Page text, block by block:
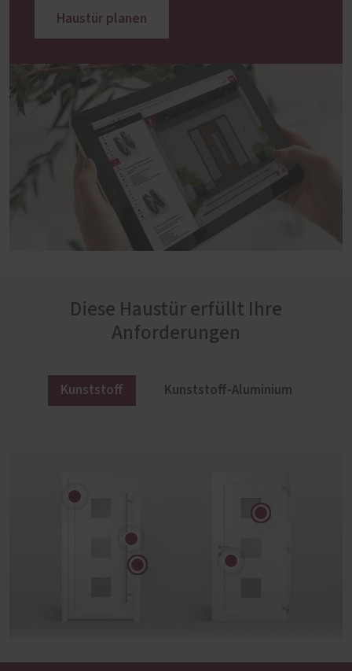
Haustür planen
Diese Haustür erfüllt Ihre
Anforderungen
Kunststoff Kunststoff-Aluminium